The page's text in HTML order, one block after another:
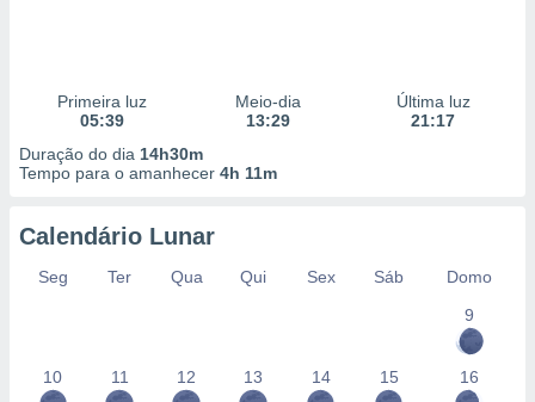
Primeira luz
05:39
Meio-dia
13:29
Última luz
21:17
Duração do dia 14h30m
Tempo para o amanhecer 4h 11m
Calendário Lunar
Seg Ter Qua Qui Sex Sáb
Domo
9
10 11 12 13 14 15 16